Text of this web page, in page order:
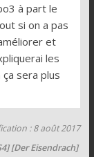
à part le
si on a pas
et
les
sera plus
: 8 août 2017
[Der Eisendrach]